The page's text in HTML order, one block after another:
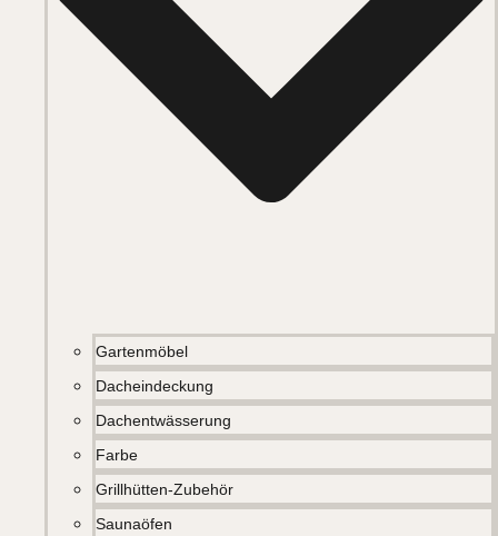
Gartenmöbel
Dacheindeckung
Dachentwässerung
Farbe
Grillhütten-Zubehör
Saunaöfen